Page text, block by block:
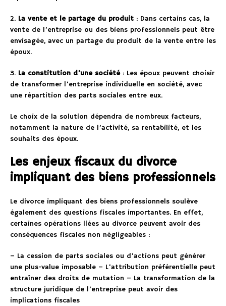
2. La vente et le partage du produit : Dans certains cas, la
vente de l’entreprise ou des biens professionnels peut être
envisagée, avec un partage du produit de la vente entre les
époux.
3. La constitution d’une société: Les époux peuvent choisir
de transformer l’entreprise individuelle en société, avec
une répartition des parts sociales entre eux.
Le choix de la solution dépendra de nombreux facteurs,
notamment la nature de l’activité, sa rentabilité, et les
souhaits des époux.
Les enjeux fiscaux du divorce
impliquant des biens professionnels
Le divorce impliquant des biens professionnels soulève
également des questions fiscales importantes. En effet,
certaines opérations liées au divorce peuvent avoir des
conséquences fiscales non négligeables :
– La cession de parts sociales ou d’actions peut générer
une plus-value imposable – L’attribution préférentielle peut
entraîner des droits de mutation – La transformation de la
structure juridique de l’entreprise peut avoir des
implications fiscales